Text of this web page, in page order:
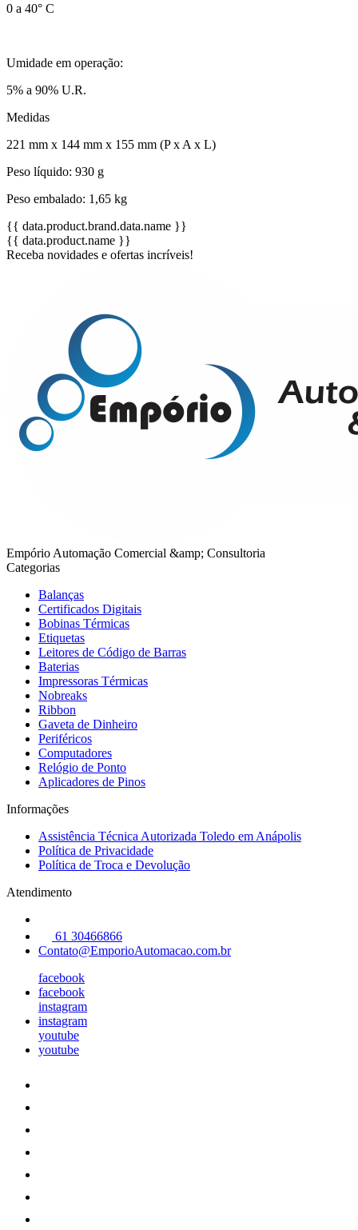
0 a 40° C
Umidade em operação:
5% a 90% U.R.
Medidas
221 mm x 144 mm x 155 mm (P x A x L)
Peso líquido: 930 g
Peso embalado: 1,65 kg
{{ data.product.brand.data.name }}
{{ data.product.name }}
Receba novidades e ofertas incríveis!
Empório Automação Comercial &amp; Consultoria
Categorias
Balanças
Certificados Digitais
Bobinas Térmicas
Etiquetas
Leitores de Código de Barras
Baterias
Impressoras Térmicas
Nobreaks
Ribbon
Gaveta de Dinheiro
Periféricos
Computadores
Relógio de Ponto
Aplicadores de Pinos
Informações
Assistência Técnica Autorizada Toledo em Anápolis
Política de Privacidade
Política de Troca e Devolução
Atendimento
61 30466866
Contato@EmporioAutomacao.com.br
facebook
facebook
instagram
instagram
youtube
youtube